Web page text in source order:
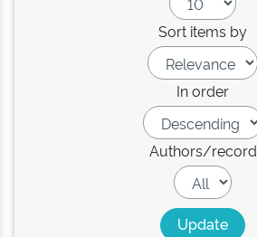
Sort items by
In order
Authors/record